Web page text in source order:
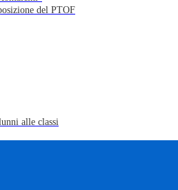
del PTOF
alle classi